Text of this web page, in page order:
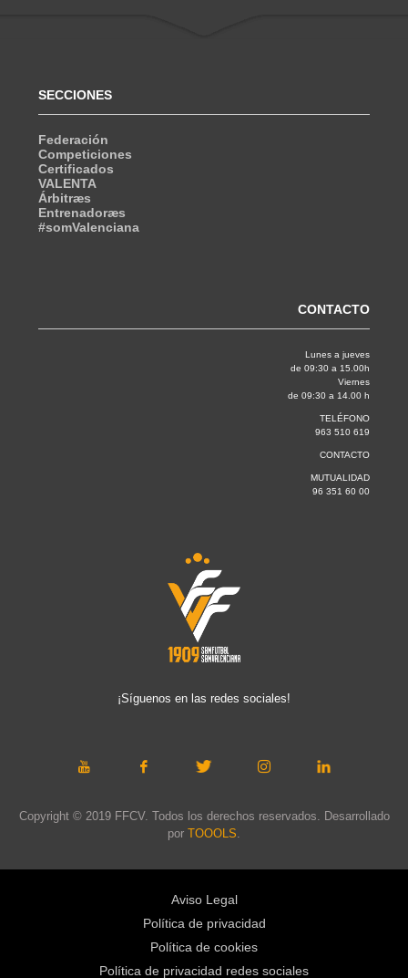
SECCIONES
Federación
Competiciones
Certificados
VALENTA
Árbitræs
Entrenadoræs
#somValenciana
CONTACTO
Lunes a jueves
de 09:30 a 15.00h
Viernes
de 09:30 a 14.00 h
TELÉFONO
963 510 619
CONTACTO
MUTUALIDAD
96 351 60 00
¡Síguenos en las redes sociales!
Copyright © 2019 FFCV. Todos los derechos reservados. Desarrollado
por TOOOLS
Aviso Legal
Política de privacidad
Política de cookies
Política de privacidad redes sociales